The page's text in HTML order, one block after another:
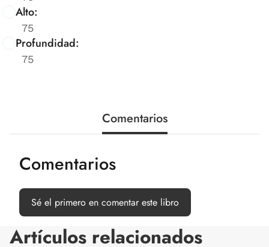
Alto:
75
Profundidad:
75
Comentarios
Comentarios
Sé el primero en comentar este libro
Artículos relacionados